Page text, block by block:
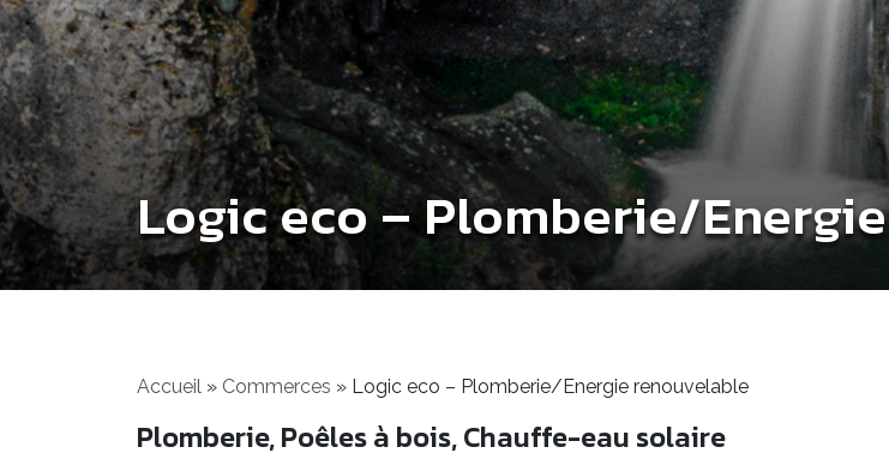
Logic eco – Plomberie/
Accueil » Commerces » Logic eco – Plomberie/Energie renouvelable
Plomberie, Poêles à bois, Chauffe-eau solaire